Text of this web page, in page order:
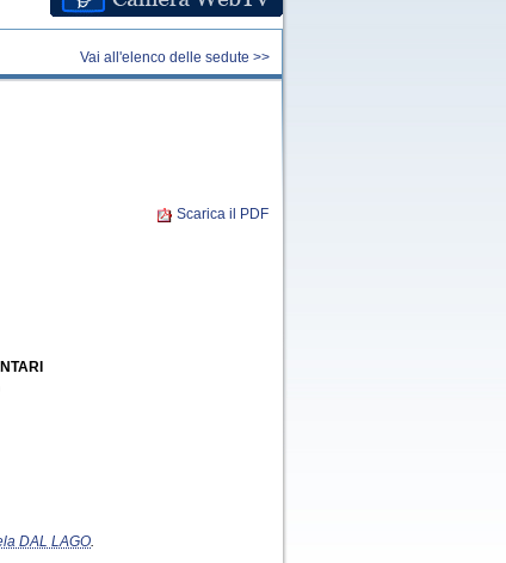
Vai all'elenco delle sedute >>
Scarica il PDF
DAL LAGO.